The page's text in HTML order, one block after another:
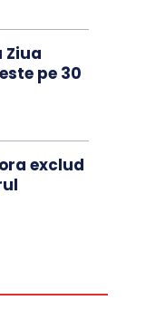
Ziua
pe 30
exclud